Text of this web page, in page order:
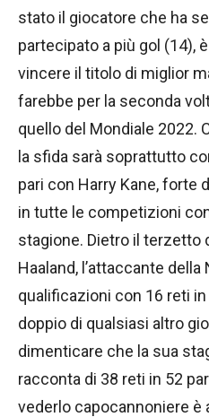
stato il giocatore che ha
partecipato a più gol (14),
vincere il titolo di miglior
farebbe per la seconda
quello del Mondiale 2022.
la sfida sarà soprattutto
pari con Harry Kane, forte
in tutte le competizioni
stagione. Dietro il terzetto
Haaland, l’attaccante
qualificazioni con 16 reti
doppio di qualsiasi altro
dimenticare che la sua
racconta di 38 reti in 52
vederlo capocannoniere è